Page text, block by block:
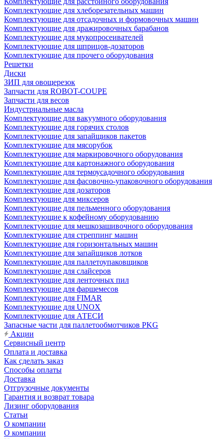
Комплектующие для хлеборезательных машин
Комплектующие для отсадочных и формовочных машин
Комплектующие для дражировочных барабанов
Комплектующие для мукопросеивателей
Комплектующие для шприцов-дозаторов
Комплектующие для прочего оборудования
Решетки
Диски
ЗИП для овощерезок
Запчасти для ROBOT-COUPE
Запчасти для весов
Индустриальные масла
Комплектующие для вакуумного оборудования
Комплектующие для горячих столов
Комплектующие для запайщиков пакетов
Комплектующие для мясорубок
Комплектующие для маркировочного оборудования
Комплектующие для картонажного оборудования
Комплектующие для термоусадочного оборудования
Комплектующие для фасовочно-упаковочного оборудования
Комплектующие для дозаторов
Комплектующие для миксеров
Комплектующие для пельменного оборудования
Комплектующие к кофейному оборудованию
Комплектующие для мешкозашивочного оборудования
Комплектующие для стреппинг машин
Комплектующие для горизонтальных машин
Комплектующие для запайщиков лотков
Комплектующие для паллетоупаковщиков
Комплектующие для слайсеров
Комплектующие для ленточных пил
Комплектующие для фаршемесов
Комплектующие для FIMAR
Комплектующие для UNOX
Комплектующие для АТЕСИ
Запасные части для паллетообмотчиков PKG
Акции
Сервисный центр
Оплата и доставка
Как сделать заказ
Способы оплаты
Доставка
Отгрузочные документы
Гарантия и возврат товара
Лизинг оборудования
Статьи
О компании
О компании